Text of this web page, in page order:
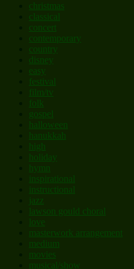
christmas
classical
concert
contemporary
country
disney
easy
festival
film/tv
folk
gospel
halloween
hanukkah
high
holiday
hymn
inspirational
instructional
jazz
lawson gould choral
love
masterwork arrangement
medium
movies
musical/show